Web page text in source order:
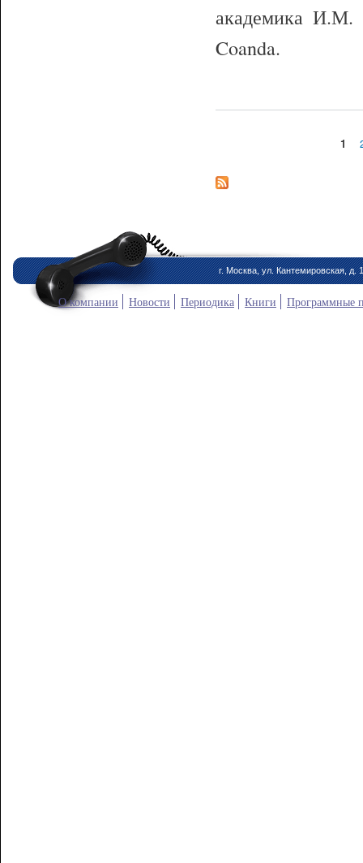
академика И.М.
Coanda.
1
г. Москва, ул. Кантемировская, д.
О компании Новости Периодика Книги Программные